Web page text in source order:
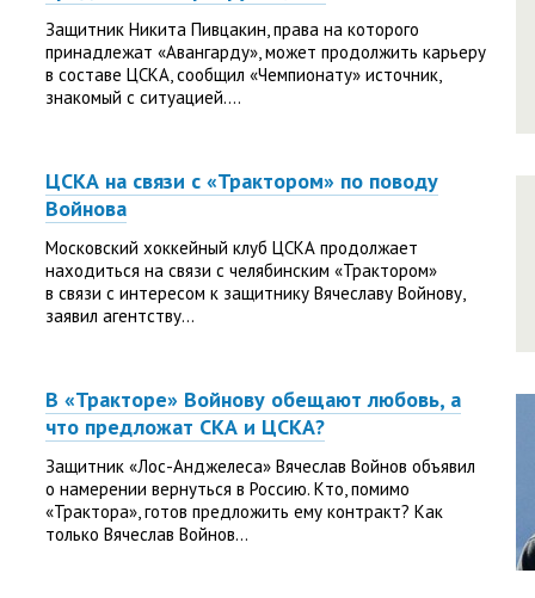
Защитник Никита Пивцакин, права на которого
принадлежат «Авангарду», может продолжить карьеру
в составе ЦСКА, сообщил «Чемпионату» источник,
знакомый с ситуацией....
ЦСКА на связи с «Трактором» по поводу
Войнова
Московский хоккейный клуб ЦСКА продолжает
находиться на связи с челябинским «Трактором»
в связи с интересом к защитнику Вячеславу Войнову,
заявил агентству...
В «Тракторе» Войнову обещают любовь, а
что предложат СКА и ЦСКА?
Защитник «Лос-Анджелеса» Вячеслав Войнов объявил
о намерении вернуться в Россию. Кто, помимо
«Трактора», готов предложить ему контракт? Как
только Вячеслав Войнов...